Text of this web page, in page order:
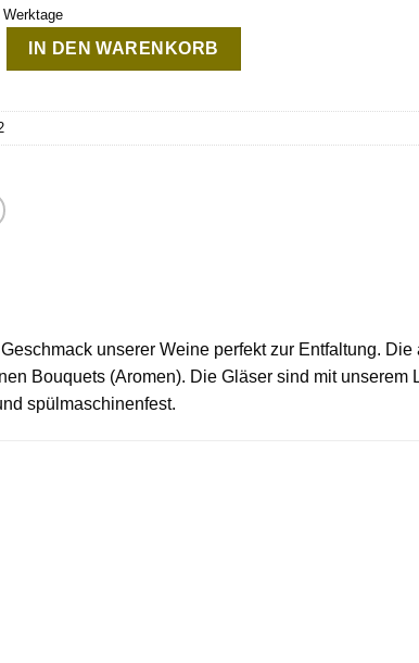
Menge
IN DEN WARENKORB
unserer Weine perfekt zur Entfaltung. Die
Bouquets (Aromen). Die Gläser sind mit unserem
spülmaschinenfest.